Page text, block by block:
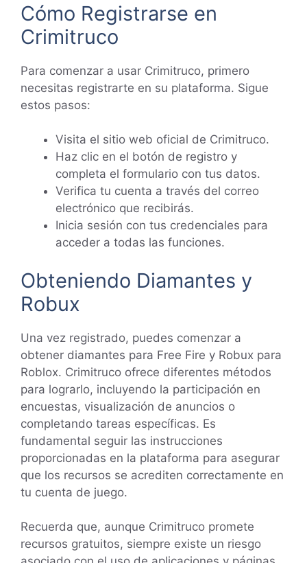
Cómo Registrarse en
Crimitruco
Para comenzar a usar Crimitruco, primero
necesitas registrarte en su plataforma. Sigue
estos pasos:
Visita el sitio web oficial de Crimitruco.
Haz clic en el botón de registro y
completa el formulario con tus datos.
Verifica tu cuenta a través del correo
electrónico que recibirás.
Inicia sesión con tus credenciales para
acceder a todas las funciones.
Obteniendo Diamantes y
Robux
Una vez registrado, puedes comenzar a
obtener diamantes para Free Fire y Robux para
Roblox. Crimitruco ofrece diferentes métodos
para lograrlo, incluyendo la participación en
encuestas, visualización de anuncios o
completando tareas específicas. Es
fundamental seguir las instrucciones
proporcionadas en la plataforma para asegurar
que los recursos se acrediten correctamente en
tu cuenta de juego.
Recuerda que, aunque Crimitruco promete
recursos gratuitos, siempre existe un riesgo